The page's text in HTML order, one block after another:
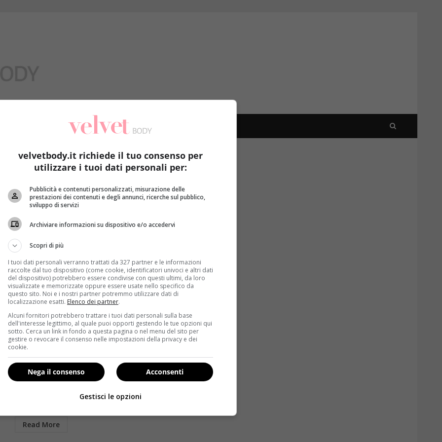
Notizie
“Burqa di carne”, Nancy Brilli al Vaticano: il ritocco
può aiutare
Redazione 3 Febbraio 2015
La definizione del Vaticano in materia di chirurgia
plastica non lascia spazio a fraintendimenti: “E’
Read More
velvetbody.it richiede il tuo consenso per
utilizzare i tuoi dati personali per:
Pubblicità e contenuti personalizzati, misurazione delle
prestazioni dei contenuti e degli annunci, ricerche sul pubblico,
sviluppo di servizi
Archiviare informazioni su dispositivo e/o accedervi
Scopri di più
I tuoi dati personali verranno trattati da 327 partner e le informazioni
raccolte dal tuo dispositivo (come cookie, identificatori univoci e altri dati
del dispositivo) potrebbero essere condivise con questi ultimi, da loro
visualizzate e memorizzate oppure essere usate nello specifico da
questo sito. Noi e i nostri partner potremmo utilizzare dati di
localizzazione esatti. Elenco dei partner.
Alcuni fornitori potrebbero trattare i tuoi dati personali sulla base
dell'interesse legittimo, al quale puoi opporti gestendo le tue opzioni qui
sotto. Cerca un link in fondo a questa pagina o nel menu del sito per
gestire o revocare il consenso nelle impostazioni della privacy e dei
cookie.
Acconsenti
Nega il consenso
Gestisci le opzioni